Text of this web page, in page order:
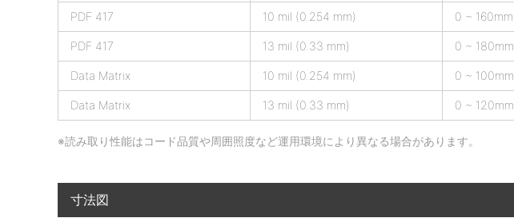
の
深
度
PDF 417 10 mil (0.254 mm) 0 ~ 160mm
PDF 417 13 mil (0.33 mm) 0 ~ 180mm
Data Matrix 10 mil (0.254 mm) 0 ~ 100mm
Data Matrix 13 mil (0.33 mm) 0 ~ 120mm
※読み取り性能はコード品質や周囲照度など運用環境により異なる場合があります。
寸法図